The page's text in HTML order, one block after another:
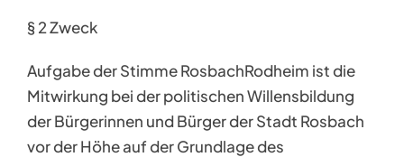
§ 2 Zweck
Aufgabe der Stimme RosbachRodheim ist die
Mitwirkung bei der politischen Willensbildung
der Bürgerinnen und Bürger der Stadt Rosbach
vor der Höhe auf der Grundlage des